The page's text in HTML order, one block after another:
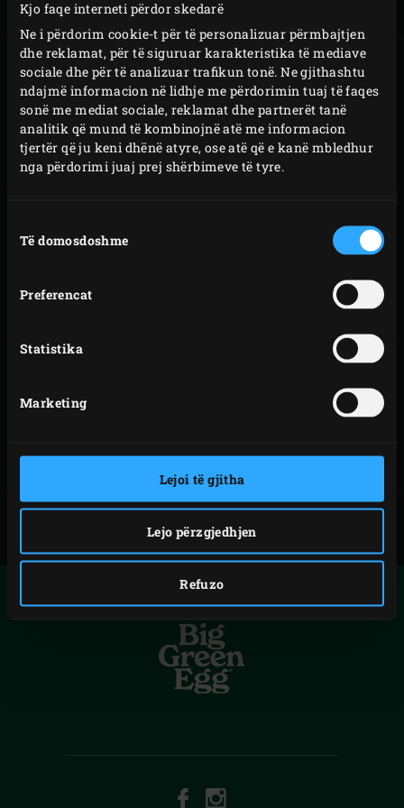
Kjo faqe interneti përdor skedarë
Ne i përdorim cookie-t për të personalizuar përmbajtjen
dhe reklamat, për të siguruar karakteristika të mediave
sociale dhe për të analizuar trafikun tonë. Ne gjithashtu
ndajmë informacion në lidhje me përdorimin tuaj të faqes
sonë me mediat sociale, reklamat dhe partnerët tanë
analitik që mund të kombinojnë atë me informacion
tjertër që ju keni dhënë atyre, ose atë që e kanë mbledhur
nga përdorimi juaj prej shërbimeve të tyre.
Të domosdoshme
Preferencat
Statistika
Marketing
Lejoi të gjitha
Lejo përzgjedhjen
Refuzo
që nga sot e tutje, të mos ju ik asgjë!
RECETA MENYTË
ENJOY! MAGAZINE INSPIRATION
FACEBOOK